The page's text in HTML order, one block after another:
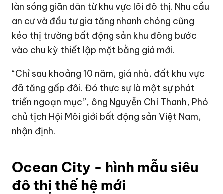
làn sóng giãn dân từ khu vực lõi đô thị. Nhu cầu
an cư và đầu tư gia tăng nhanh chóng cũng
kéo thị trường bất động sản khu đông bước
vào chu kỳ thiết lập mặt bằng giá mới.
“Chỉ sau khoảng 10 năm, giá nhà, đất khu vực
đã tăng gấp đôi. Đó thực sự là một sự phát
triển ngoạn mục”, ông Nguyễn Chí Thanh, Phó
chủ tịch Hội Môi giới bất động sản Việt Nam,
nhận định.
Ocean City - hình mẫu siêu
đô thị thế hệ mới